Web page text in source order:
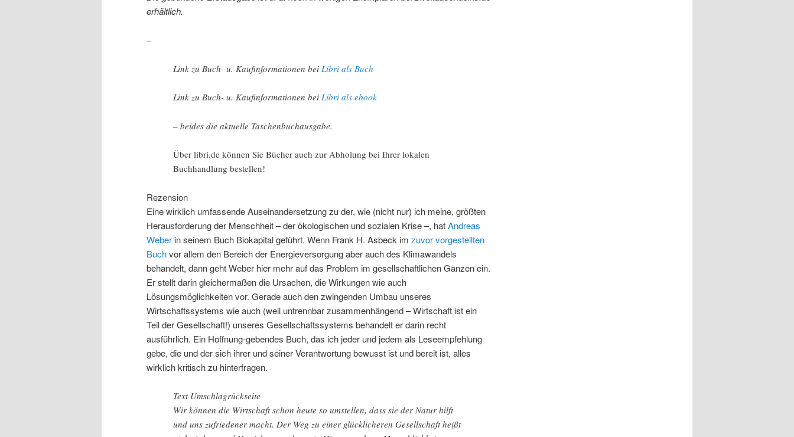
erhältlich.
–
Link zu Buch- u. Kaufinformationen bei Libri als Buch
Link zu Buch- u. Kaufinformationen bei Libri als ebook
– beides die aktuelle Taschenbuchausgabe.
Über libri.de können Sie Bücher auch zur Abholung bei Ihrer lokalen
Buchhandlung bestellen!
Rezension
Eine wirklich umfassende Auseinandersetzung zu der, wie (nicht nur) ich meine, größten
Herausforderung der Menschheit – der ökologischen und sozialen Krise –, hatAndreas
Weber in seinem Buch Biokapital geführt. Wenn Frank H. Asbeck im zuvor vorgestellten
Buchvor allem den Bereich der Energieversorgung aber auch des Klimawandels
behandelt, dann geht Weber hier mehr auf das Problem im gesellschaftlichen Ganzen ein.
Er stellt darin gleichermaßen die Ursachen, die Wirkungen wie auch
Lösungsmöglichkeiten vor. Gerade auch den zwingenden Umbau unseres
Wirtschaftssystems wie auch (weil untrennbar zusammenhängend – Wirtschaft ist ein
Teil der Gesellschaft!) unseres Gesellschaftssystems behandelt er darin recht
ausführlich. Ein Hoffnung-gebendes Buch, das ich jeder und jedem als Leseempfehlung
gebe, die und der sich ihrer und seiner Verantwortung bewusst ist und bereit ist, alles
wirklich kritisch zu hinterfragen.
Text Umschlagrückseite
Wir können die Wirtschaft schon heute so umstellen, dass sie der Natur hilft
und uns zufriedener macht. Der Weg zu einer glücklicheren Gesellschaft heißt